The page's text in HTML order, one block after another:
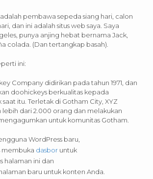
adalah pembawa sepeda siang hari, calon
dan ini adalah situs web saya. Saya
punya anjing hebat bernama Jack,
colada. (Dan tertangkap basah).
ini:
Company didirikan pada tahun 1971, dan
doohickeys berkualitas kepada
saat itu. Terletak di Gotham City, XYZ
dari 2.000 orang dan melakukan
untuk komunitas Gotham.
WordPress baru,
membuka dasbor untuk
halaman ini dan
baru untuk konten Anda.